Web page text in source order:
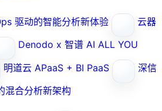
驱动的智能分析新体验
云器
Denodo x 智谱 AI ALL YOU
明道云 APaaS + BI PaaS
深信
混合分析新架构